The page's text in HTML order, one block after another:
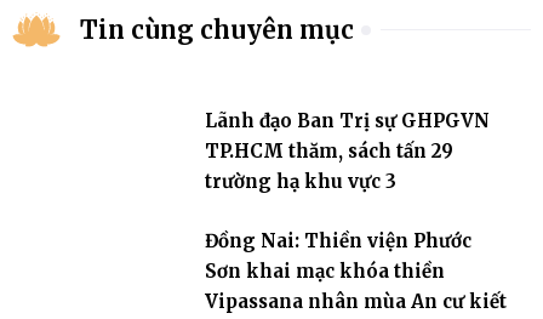
Tin cùng chuyên mục
Lãnh đạo Ban Trị sự GHPGVN
TP.HCM thăm, sách tấn 29
trường hạ khu vực 3
Đồng Nai: Thiền viện Phước
Sơn khai mạc khóa thiền
Vipassana nhân mùa An cư kiết